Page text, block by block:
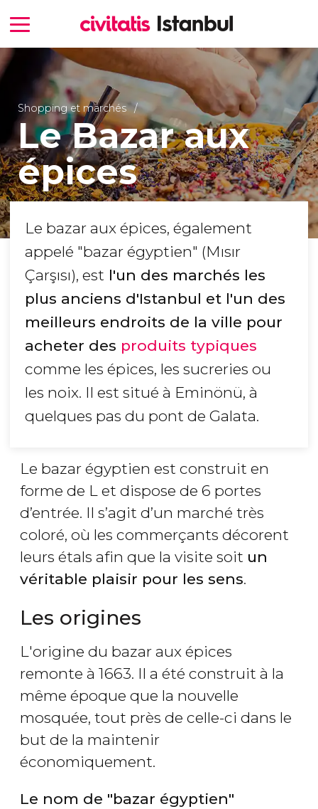
Shopping et marchés
Le Bazar aux
épices
Le bazar aux épices, également
appelé "bazar égyptien" (Mısır
Çarşısı), est l'un des marchés les
plus anciens d'Istanbul et l'un des
meilleurs endroits de la ville pour
acheter des produits typiques
comme les épices, les sucreries ou
les noix. Il est situé à Eminönü, à
quelques pas du pont de Galata.
Le bazar égyptien est construit en
forme de L et dispose de 6 portes
d’entrée. Il s’agit d’un marché très
coloré, où les commerçants décorent
leurs étals afin que la visite soit un
véritable plaisir pour les sens.
Les origines
L'origine du bazar aux épices
remonte à 1663. Il a été construit à la
même époque que la nouvelle
mosquée, tout près de celle-ci dans le
but de la maintenir
économiquement.
Le nom de "bazar égyptien"